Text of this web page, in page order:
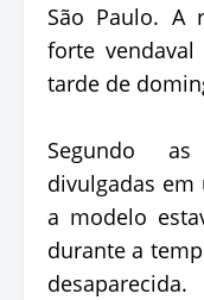
São Paulo. A
forte
tarde de
Segundo
divulgadas em
a modelo
durante a